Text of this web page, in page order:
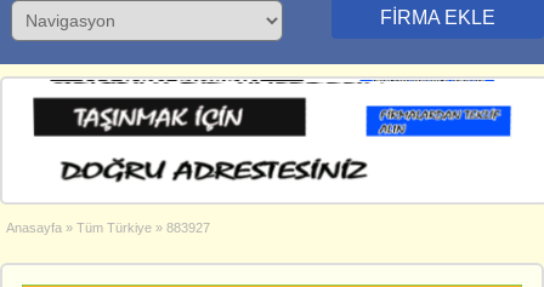
FIRMA EKLE
Anasayfa » Tüm Türkiye » 883927